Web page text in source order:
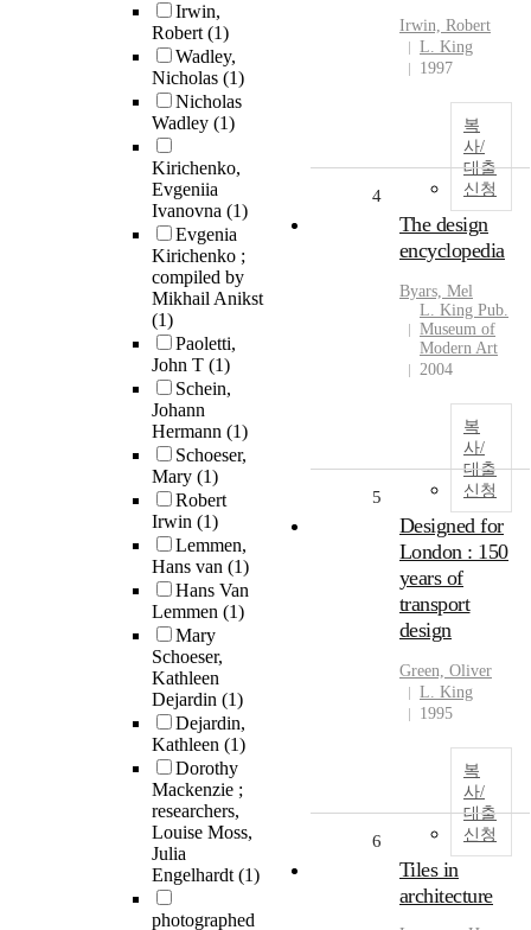
Irwin,
Robert(1)
Wadley,
Nicholas (1)
Nicholas
Wadley (1)
Kirichenko,
Evgeniia
Ivanovna (1)
Evgenia
Kirichenko ;
compiled by
Mikhail Anikst
(1)
Paoletti,
John T (1)
Schein,
Johann
Hermann (1)
Schoeser,
Mary (1)
Robert
Irwin (1)
Lemmen,
Hans van (1)
Hans Van
Lemmen (1)
Mary
Schoeser,
Kathleen
Dejardin (1)
Dejardin,
Kathleen (1)
Dorothy
Mackenzie ;
researchers,
Louise Moss,
Julia
Engelhardt(1)
photographed
Irwin, Robert
L. King
1997
복
사/
대출
신청
4
The design
encyclopedia
Byars, Mel
L. King Pub.
Museum of
Modern Art
2004
복
사/
대출
신청
5
Designed for
London : 150
years of
transport
design
Green, Oliver
L. King
1995
복
사/
대출
신청
6
Tiles in
architecture